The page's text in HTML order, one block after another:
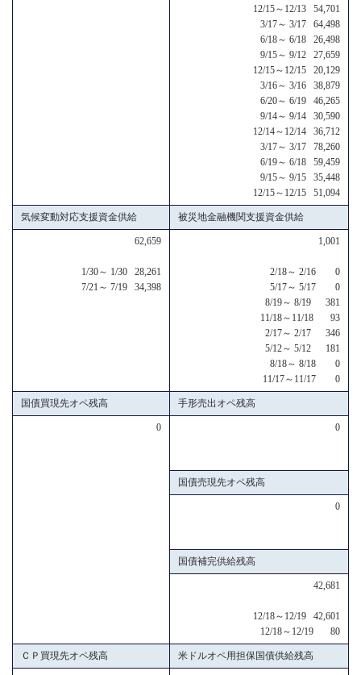
12/15～12/13 54,701
3/17～ 3/17 64,498
6/18～ 6/18 26,498
9/15～ 9/12 27,659
12/15～12/15 20,129
3/16～ 3/16 38,879
6/20～ 6/19 46,265
9/14～ 9/14 30,590
12/14～12/14 36,712
3/17～ 3/17 78,260
6/19～ 6/18 59,459
9/15～ 9/15 35,448
12/15～12/15 51,094
気候変動対応支援資金供給 被災地金融機関支援資金供給
62,659
1/30～ 1/30 28,261
7/21～ 7/19 34,398
1,001
2/18～ 2/16 0
5/17～ 5/17 0
8/19～ 8/19 381
11/18～11/18 93
2/17～ 2/17 346
5/12～ 5/12 181
8/18～ 8/18 0
11/17～11/17 0
国債買現先オペ残高 手形売出オペ残高
0 0
国債売現先オペ残高
0
国債補完供給残高
42,681
12/18～12/19 42,601
12/18～12/19 80
ＣＰ買現先オペ残高 米ドルオペ用担保国債供給残高